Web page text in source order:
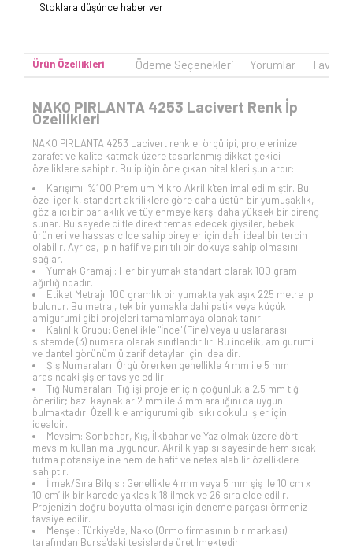
Stoklara düşünce haber ver
Ürün Özellikleri Ödeme Seçenekleri Yorumlar
NAKO PIRLANTA 4253 Lacivert Renk İp
Özellikleri
NAKO PIRLANTA 4253 Lacivert renk el örgü ipi, projelerinize
zarafet ve kalite katmak üzere tasarlanmış dikkat çekici
özelliklere sahiptir. Bu ipliğin öne çıkan nitelikleri şunlardır:
Karışımı: %100 Premium Mikro Akrilik'ten imal edilmiştir. Bu
özel içerik, standart akriliklere göre daha üstün bir yumuşaklık,
göz alıcı bir parlaklık ve tüylenmeye karşı daha yüksek bir direnç
sunar. Bu sayede ciltle direkt temas edecek giysiler, bebek
ürünleri ve hassas cilde sahip bireyler için dahi ideal bir tercih
olabilir. Ayrıca, ipin hafif ve pırıltılı bir dokuya sahip olmasını
sağlar.
Yumak Gramajı: Her bir yumak standart olarak 100 gram
ağırlığındadır.
Etiket Metrajı: 100 gramlık bir yumakta yaklaşık 225 metre ip
bulunur. Bu metraj, tek bir yumakla dahi patik veya küçük
amigurumi gibi projeleri tamamlamaya olanak tanır.
Kalınlık Grubu: Genellikle "İnce" (Fine) veya uluslararası
sistemde (3) numara olarak sınıflandırılır. Bu incelik, amigurumi
ve dantel görünümlü zarif detaylar için idealdir.
Şiş Numaraları: Örgü örerken genellikle 4 mm ile 5 mm
arasındaki şişler tavsiye edilir.
Tığ Numaraları: Tığ işi projeler için çoğunlukla 2,5 mm tığ
önerilir; bazı kaynaklar 2 mm ile 3 mm aralığını da uygun
bulmaktadır. Özellikle amigurumi gibi sıkı dokulu işler için
idealdir.
Mevsim: Sonbahar, Kış, İlkbahar ve Yaz olmak üzere dört
mevsim kullanıma uygundur. Akrilik yapısı sayesinde hem sıcak
tutma potansiyeline hem de hafif ve nefes alabilir özelliklere
sahiptir.
İlmek/Sıra Bilgisi: Genellikle 4 mm veya 5 mm şiş ile 10 cm x
10 cm’lik bir karede yaklaşık 18 ilmek ve 26 sıra elde edilir.
Projenizin doğru boyutta olması için deneme parçası örmeniz
tavsiye edilir.
Menşei: Türkiye'de, Nako (Ormo firmasının bir markası)
tarafından Bursa'daki tesislerde üretilmektedir.